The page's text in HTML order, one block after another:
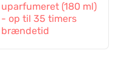
uparfumeret (180 ml)
- op til 35 timers
brændetid